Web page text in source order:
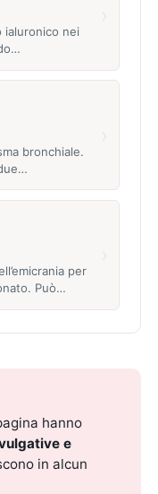
ialuronico nei
bronchiale.
per
Può…
hanno
e
in alcun